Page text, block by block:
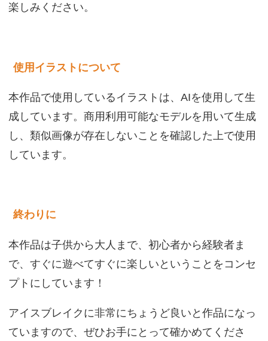
楽しみください。
使用イラストについて
本作品で使用しているイラストは、AIを使用して生
成しています。商用利用可能なモデルを用いて生成
し、類似画像が存在しないことを確認した上で使用
しています。
終わりに
本作品は子供から大人まで、初心者から経験者ま
で、すぐに遊べてすぐに楽しいということをコンセ
プトにしています！
アイスブレイクに非常にちょうど良いと作品になっ
ていますので、ぜひお手にとって確かめてくださ